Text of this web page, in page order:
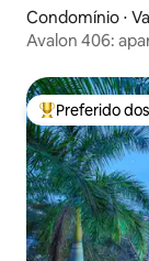
Condomínio ⋅
Avalon 406:
Entre os
Preferido